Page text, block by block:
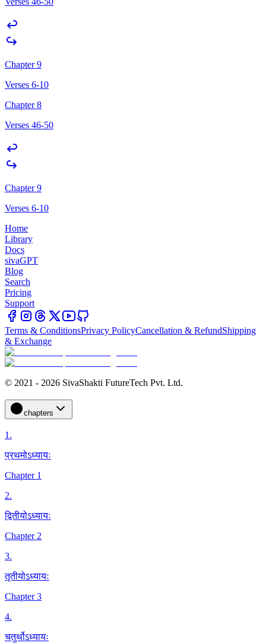
Chapter 9
Verses 6-10
Chapter 8
Verses 46-50
Chapter 9
Verses 6-10
Home
Library
Docs
sivaGPT
Blog
Search
Pricing
Support
Terms & ConditionsPrivacy PolicyCancellation & RefundShipping
& Exchange
© 2021 - 2026 SivaShakti FutureTech Pvt. Ltd.
chapters
1.
प्रथमोऽध्यायः
Chapter 1
2.
द्वितीयोऽध्यायः
Chapter 2
3.
तृतीयोऽध्यायः
Chapter 3
4.
चतुर्थोऽध्यायः